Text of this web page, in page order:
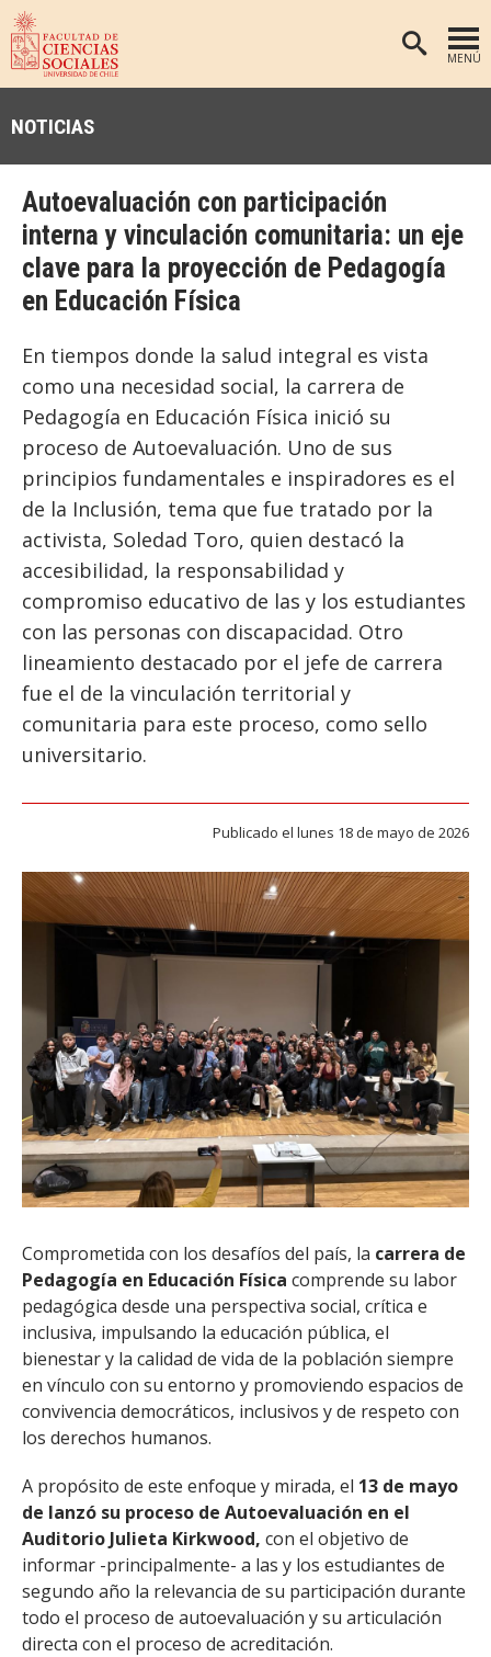
MENÚ
DEPARTAMENTOS
ANTROPOLOGÍA
EDUCACIÓN
PSICOLOGÍA
SOCIOLOGÍA
TRABAJO SOCIAL
PREGRADO
POSTGRADO
INVESTIGACIÓN
PUBLICACIONES
EXTENSIÓN
BIBLIOTECA
ADMISIÓN
ESTUDIANTES
ACADÉMICOS
FUNCIONARIOS
EGRESADOS
NOTICIAS
Autoevaluación con participación
interna y vinculación comunitaria: un eje
clave para la proyección de Pedagogía
en Educación Física
En tiempos donde la salud integral es vista
como una necesidad social, la carrera de
Pedagogía en Educación Física inició su
proceso de Autoevaluación. Uno de sus
principios fundamentales e inspiradores es el
de la Inclusión, tema que fue tratado por la
activista, Soledad Toro, quien destacó la
accesibilidad, la responsabilidad y
compromiso educativo de las y los estudiantes
con las personas con discapacidad. Otro
lineamiento destacado por el jefe de carrera
fue el de la vinculación territorial y
comunitaria para este proceso, como sello
universitario.
Publicado el lunes 18 de mayo de 2026
Comprometida con los desafíos del país, la carrera de
Pedagogía en Educación Física comprende su labor
pedagógica desde una perspectiva social, crítica e
inclusiva, impulsando la educación pública, el
bienestar y la calidad de vida de la población siempre
en vínculo con su entorno y promoviendo espacios de
convivencia democráticos, inclusivos y de respeto con
los derechos humanos.
A propósito de este enfoque y mirada, el 13 de mayo
de lanzó su proceso de Autoevaluación en el
Auditorio Julieta Kirkwood, con el objetivo de
informar -principalmente- a las y los estudiantes de
segundo año la relevancia de su participación durante
todo el proceso de autoevaluación y su articulación
directa con el proceso de acreditación.